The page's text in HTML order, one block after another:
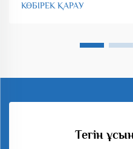
КӨБІРЕК ҚАРАУ
Тегін